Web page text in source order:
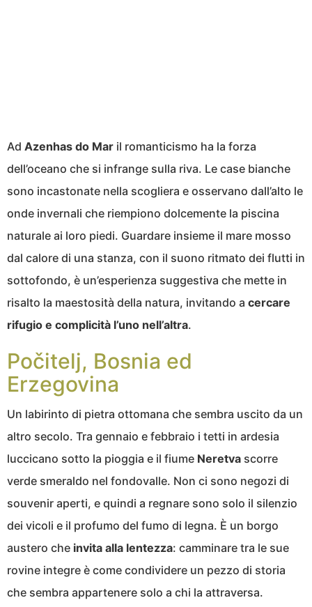
Ad Azenhas do Mar il romanticismo ha la forza
dell’oceano che si infrange sulla riva. Le case bianche
sono incastonate nella scogliera e osservano dall’alto le
onde invernali che riempiono dolcemente la piscina
naturale ai loro piedi. Guardare insieme il mare mosso
dal calore di una stanza, con il suono ritmato dei flutti in
sottofondo, è un’esperienza suggestiva che mette in
risalto la maestosità della natura, invitando a cercare
rifugio e complicità l’uno nell’altra.
Počitelj, Bosnia ed
Erzegovina
Un labirinto di pietra ottomana che sembra uscito da un
altro secolo. Tra gennaio e febbraio i tetti in ardesia
luccicano sotto la pioggia e il fiume Neretva scorre
verde smeraldo nel fondovalle. Non ci sono negozi di
souvenir aperti, e quindi a regnare sono solo il silenzio
dei vicoli e il profumo del fumo di legna. È un borgo
austero che invita alla lentezza: camminare tra le sue
rovine integre è come condividere un pezzo di storia
che sembra appartenere solo a chi la attraversa.